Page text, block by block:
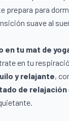
prepara para
suave al
en tu mat de
en tu
y relajante,
de relajación